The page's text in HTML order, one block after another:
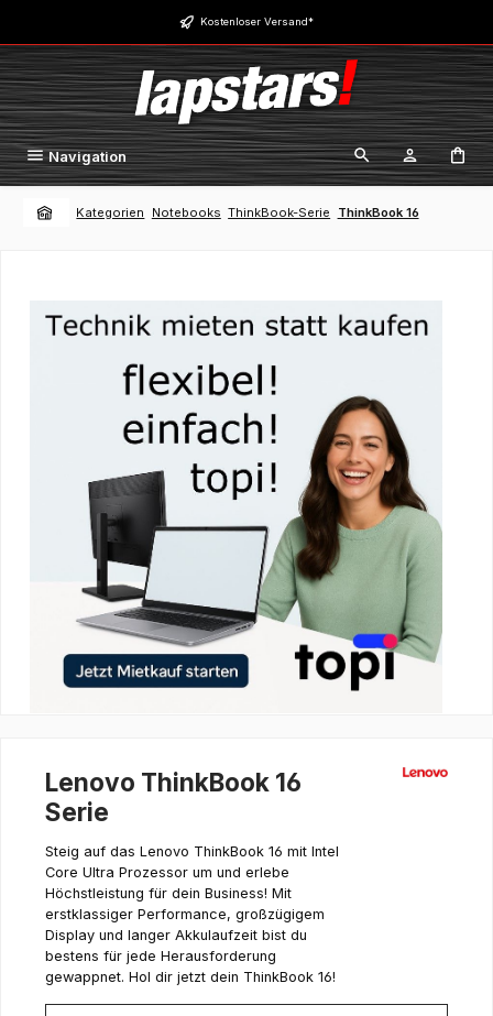
Zum Hauptinhalt springen Kostenloser Versand*
Navigation
Kategorien Notebooks ThinkBook-Serie ThinkBook 16
Lenovo ThinkBook 16
Serie
Steig auf das Lenovo ThinkBook 16 mit Intel
Core Ultra Prozessor um und erlebe
Höchstleistung für dein Business! Mit
erstklassiger Performance, großzügigem
Display und langer Akkulaufzeit bist du
bestens für jede Herausforderung
gewappnet. Hol dir jetzt dein ThinkBook 16!